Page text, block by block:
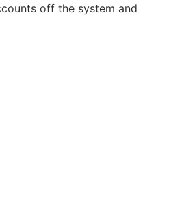
off the system and